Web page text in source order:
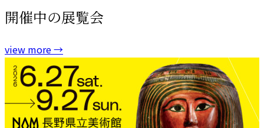
開催中の展覧会
view more→